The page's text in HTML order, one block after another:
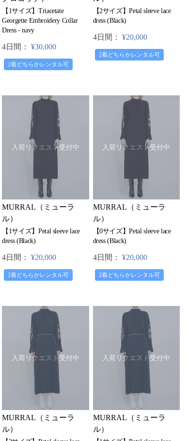
【1サイズ】Triacetate
Georgette Embroidery Collar
Dress - navy
4日間： ¥30,000
2着どちらかレンタル可
【2サイズ】Petal sleeve lace
dress (Black)
4日間： ¥20,000
2着どちらかレンタル可
入荷リクエスト受付中
MURRAL（ミューラ
ル）
【1サイズ】Petal sleeve lace
dress (Black)
4日間： ¥20,000
2着どちらかレンタル可
入荷リクエスト受付中
MURRAL（ミューラ
ル）
【0サイズ】Petal sleeve lace
dress (Black)
4日間： ¥20,000
2着どちらかレンタル可
入荷リクエスト受付中
MURRAL（ミューラ
ル）
入荷リクエスト受付中
MURRAL（ミューラ
ル）